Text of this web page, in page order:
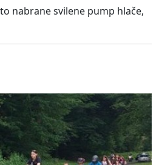
nabrane svilene pump hlače,